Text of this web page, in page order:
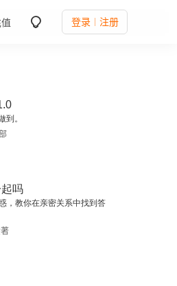
登录 注册
到。
吗
，教你在亲密关系中找到答